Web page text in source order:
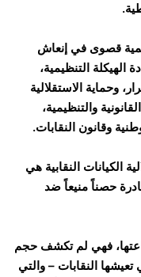
قصوى في إنعاش
الهيكلة التنظيمية،
وحماية الاستقلالية
والتنظيمية،
وقانون النقابات.
الكيانات النقابية هي
حصناً منيعاً ضد
فهي لم تكشف حجم
تعيشها النقابات – والتي